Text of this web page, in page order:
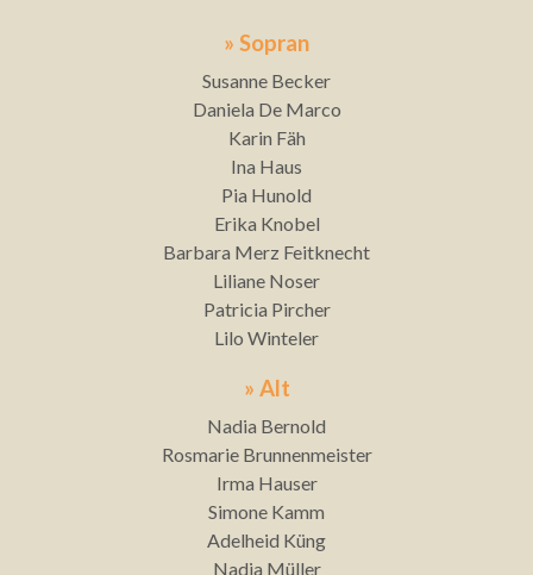
» Sopran
Susanne Becker
Daniela De Marco
Karin Fäh
Ina Haus
Pia Hunold
Erika Knobel
Barbara Merz Feitknecht
Liliane Noser
Patricia Pircher
Lilo Winteler
» Alt
Nadia Bernold
Rosmarie Brunnenmeister
Irma Hauser
Simone Kamm
Adelheid Küng
Nadja Müller